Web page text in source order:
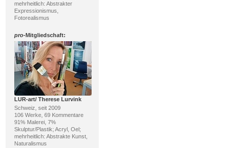
mehrheitlich: Abstrakter
Expressionismus,
Fotorealismus
pro-Mitgliedschaft:
LUR-art/ Therese Lurvink
Schweiz, seit 2009
106 Werke, 69 Kommentare
91% Malerei, 7%
Skulptur/Plastik; Acryl, Oel;
mehrheitlich: Abstrakte Kunst,
Naturalismus